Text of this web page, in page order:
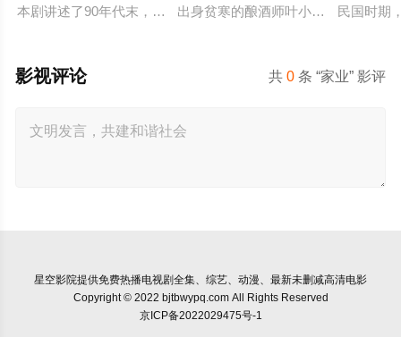
本剧讲述了90年代末，怒河市刑侦支队在无普及监控、无DNA
出身贫寒的酿酒师叶小唯遭遇爱人程
民国时期
共0 条 “家业” 影评
影视评论
星空影院提供免费热播电视剧全集、综艺、动漫、最新未删减高清电影
Copyright © 2022 bjtbwypq.com All Rights Reserved
京ICP备2022029475号-1